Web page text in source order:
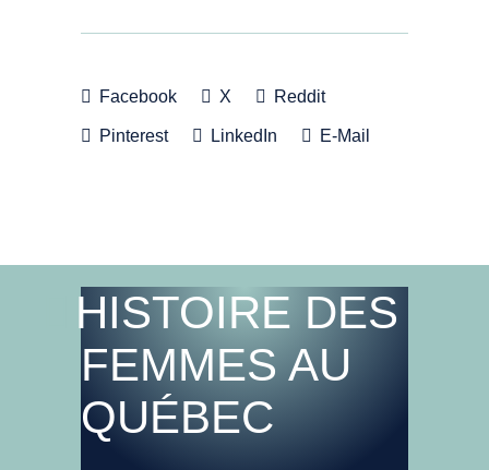
Facebook X Reddit
Pinterest LinkedIn E-Mail
HISTOIRE DES
FEMMES AU
QUÉBEC